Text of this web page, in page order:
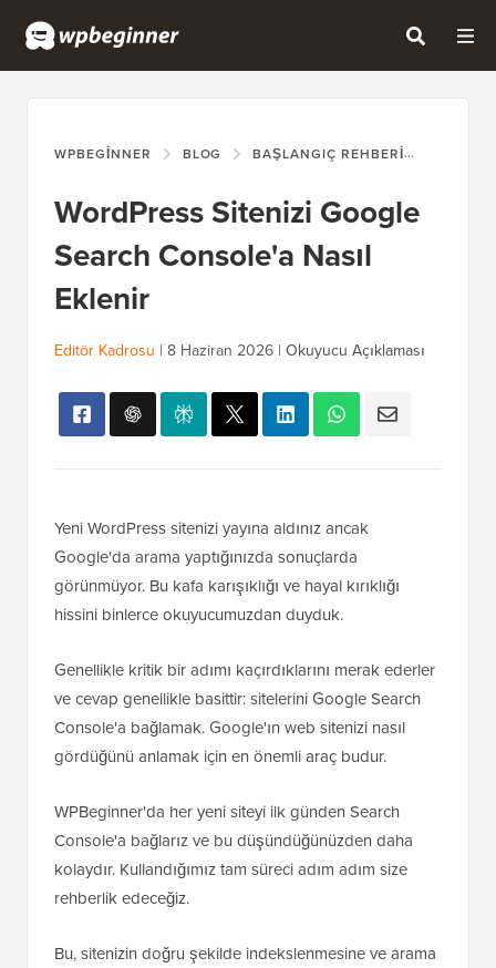
WPBEGINNER BLOG BAŞLANGIÇ REHBERI
WordPress Sitenizi Google
Search Console'a Nasıl
Eklenir
Editör Kadrosu | 8 Haziran 2026 | Okuyucu Açıklaması
Yeni WordPress sitenizi yayına aldınız ancak
Google'da arama yaptığınızda sonuçlarda
görünmüyor. Bu kafa karışıklığı ve hayal kırıklığı
hissini binlerce okuyucumuzdan duyduk.
Genellikle kritik bir adımı kaçırdıklarını merak ederler
ve cevap genellikle basittir: sitelerini Google Search
Console'a bağlamak. Google'ın web sitenizi nasıl
gördüğünü anlamak için en önemli araç budur.
WPBeginner'da her yeni siteyi ilk günden Search
Console'a bağlarız ve bu düşündüğünüzden daha
kolaydır. Kullandığımız tam süreci adım adım size
rehberlik edeceğiz.
Bu, sitenizin doğru şekilde indekslenmesine ve arama